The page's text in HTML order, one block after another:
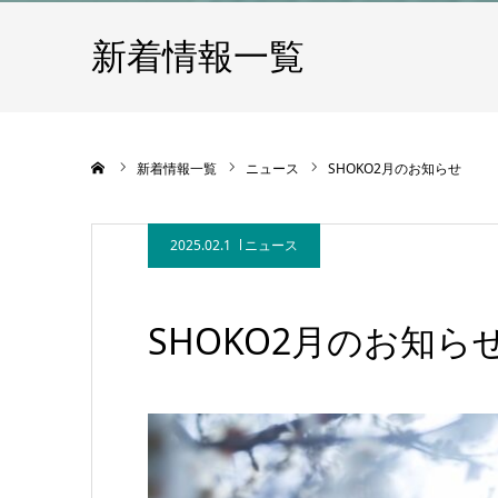
新着情報一覧
新着情報一覧 ニュース SHOKO2月のお知らせ
2025.02.1 ニュース
SHOKO2月のお知ら